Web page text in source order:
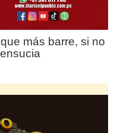
más barre, si no